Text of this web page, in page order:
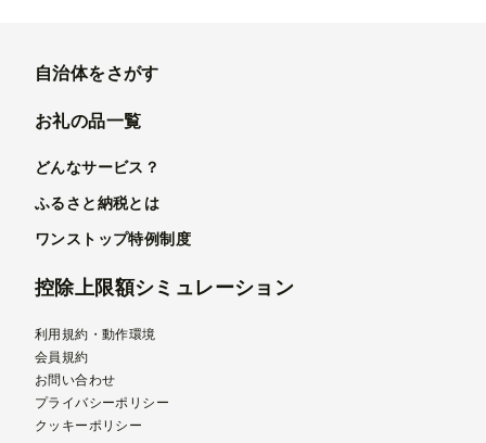
自治体をさがす
お礼の品一覧
どんなサービス？
ふるさと納税とは
ワンストップ特例制度
控除上限額シミュレーション
利用規約・動作環境
会員規約
お問い合わせ
プライバシーポリシー
クッキーポリシー